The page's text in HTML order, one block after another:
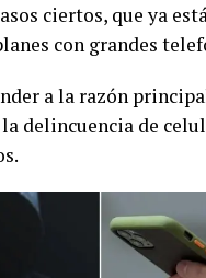
ciertos, que ya
con grandes
a la razón
delincuencia de